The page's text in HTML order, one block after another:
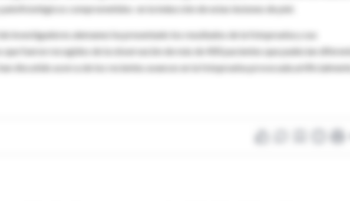
comprometidos en la inducción de estas lesiones de piel.
investigadores alemanes ha presentado los resultados de la fotoprueba y sus
que fueron recogidos de la observación de más de 400 pacientes que padecían
discutido acerca de los recientes avances en la fotoprueba provocada